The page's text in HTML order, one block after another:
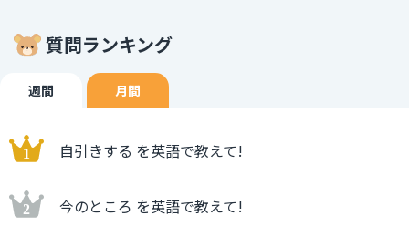
質問ランキング
週間 月間
自引きする を英語で教えて!
今のところ を英語で教えて!